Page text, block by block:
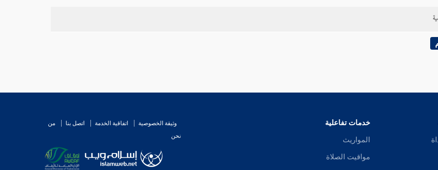
خدمات تفاعلية
المواريث
مواقيت الصلاة
وثيقة الخصوصية اتفاقية الخدمة اتصل بنا
من
نحن